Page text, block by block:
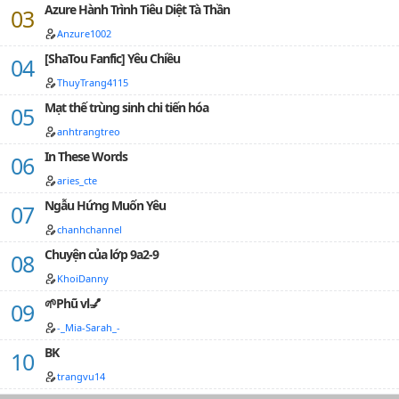
các loại vũ khí và là một cao thủ hacker.Trình Lam có
tên Đường Tam. Tác giả: Lan Hồ Điệp 134 © All Rights
Reserved.…
Azure Hành Trình Tiêu Diệt Tà Thần
Anzure1002
[ShaTou Fanfic] Yêu Chiều
ThuyTrang4115
Mạt thế trùng sinh chi tiến hóa
anhtrangtreo
In These Words
aries_cte
Ngẫu Hứng Muốn Yêu
chanhchannel
Chuyện của lớp 9a2-9
KhoiDanny
🌱Phũ vl💅
-_Mia-Sarah_-
BK
trangvu14